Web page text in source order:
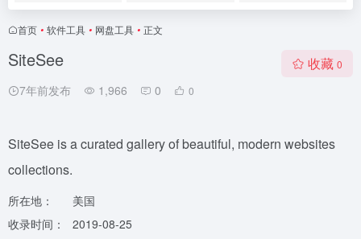
首页 • 软件工具 • 网盘工具 • 正文
SiteSee
7年前发布 1,966 0 0
收藏 0
SiteSee is a curated gallery of beautiful, modern websites
collections.
所在地：
美国
收录时间：
2019-08-25